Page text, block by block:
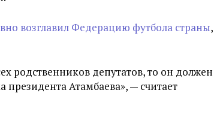
возглавил Федерацию футбола страны,
родственников депутатов, то он должен
президента Атамбаева», — считает